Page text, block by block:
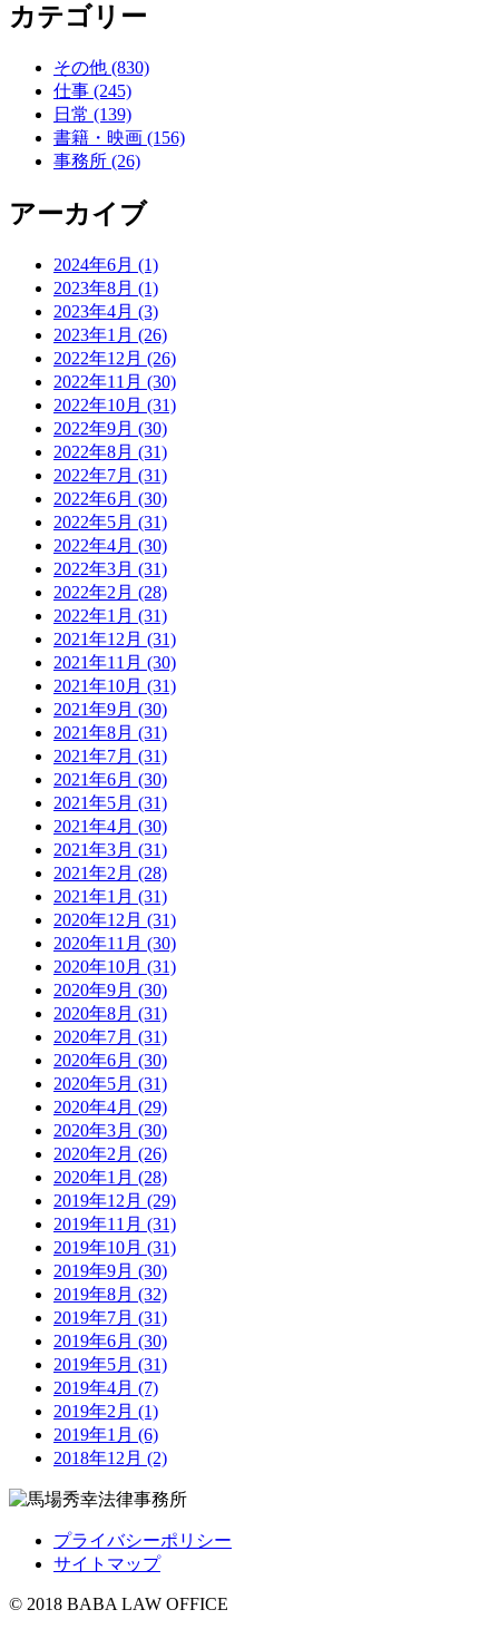
カテゴリー
その他 (830)
仕事 (245)
日常 (139)
書籍・映画 (156)
事務所 (26)
アーカイブ
2024年6月 (1)
2023年8月 (1)
2023年4月 (3)
2023年1月 (26)
2022年12月 (26)
2022年11月 (30)
2022年10月 (31)
2022年9月 (30)
2022年8月 (31)
2022年7月 (31)
2022年6月 (30)
2022年5月 (31)
2022年4月 (30)
2022年3月 (31)
2022年2月 (28)
2022年1月 (31)
2021年12月 (31)
2021年11月 (30)
2021年10月 (31)
2021年9月 (30)
2021年8月 (31)
2021年7月 (31)
2021年6月 (30)
2021年5月 (31)
2021年4月 (30)
2021年3月 (31)
2021年2月 (28)
2021年1月 (31)
2020年12月 (31)
2020年11月 (30)
2020年10月 (31)
2020年9月 (30)
2020年8月 (31)
2020年7月 (31)
2020年6月 (30)
2020年5月 (31)
2020年4月 (29)
2020年3月 (30)
2020年2月 (26)
2020年1月 (28)
2019年12月 (29)
2019年11月 (31)
2019年10月 (31)
2019年9月 (30)
2019年8月 (32)
2019年7月 (31)
2019年6月 (30)
2019年5月 (31)
2019年4月 (7)
2019年2月 (1)
2019年1月 (6)
2018年12月 (2)
プライバシーポリシー
サイトマップ
© 2018 BABA LAW OFFICE